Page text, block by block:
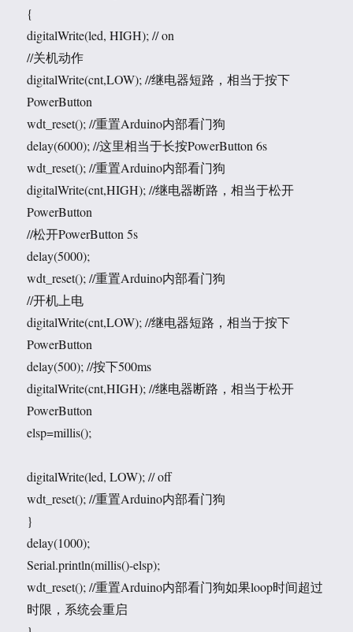
{
digitalWrite(led, HIGH); // on
//关机动作
digitalWrite(cnt,LOW); //继电器短路，相当于按下
PowerButton
wdt_reset(); //重置Arduino内部看门狗
delay(6000); //这里相当于长按PowerButton 6s
wdt_reset(); //重置Arduino内部看门狗
digitalWrite(cnt,HIGH); //继电器断路，相当于松开
PowerButton
//松开PowerButton 5s
delay(5000);
wdt_reset(); //重置Arduino内部看门狗
//开机上电
digitalWrite(cnt,LOW); //继电器短路，相当于按下
PowerButton
delay(500); //按下500ms
digitalWrite(cnt,HIGH); //继电器断路，相当于松开
PowerButton
elsp=millis();
digitalWrite(led, LOW); // off
wdt_reset(); //重置Arduino内部看门狗
}
delay(1000);
Serial.println(millis()-elsp);
wdt_reset(); //重置Arduino内部看门狗如果loop时间超过
时限，系统会重启